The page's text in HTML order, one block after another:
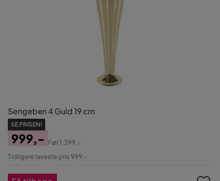
Sengeben 4 Guld 19 cm
SE PRISEN!
Pris
999,-
Original
Før1.399,-
Tidligere laveste pris 999,-